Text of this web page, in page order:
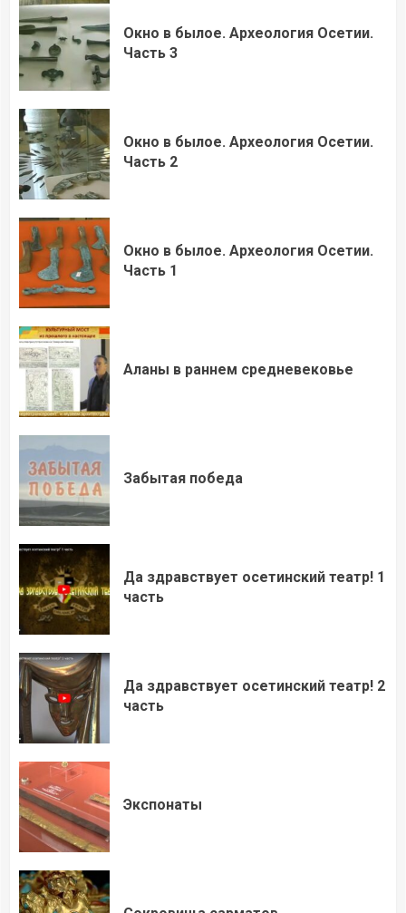
Окно в былое. Археология Осетии.
Часть 3
Окно в былое. Археология Осетии.
Часть 2
Окно в былое. Археология Осетии.
Часть 1
Аланы в раннем средневековье
Забытая победа
Да здравствует осетинский театр! 1
часть
Да здравствует осетинский театр! 2
часть
Экспонаты